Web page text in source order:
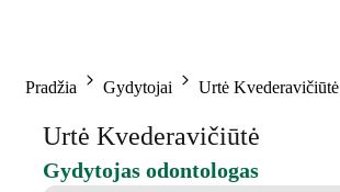
Pradžia Gydytojai Urtė Kvederavičiūtė
Urtė Kvederavičiūtė
Gydytojas odontologas